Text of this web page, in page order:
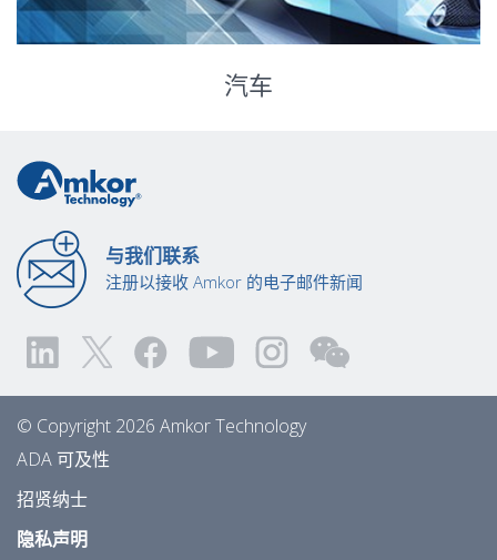
汽车
与我们联系
注册以接收 Amkor 的电子邮件新闻
© Copyright 2026 Amkor Technology
ADA 可及性
招贤纳士
隐私声明